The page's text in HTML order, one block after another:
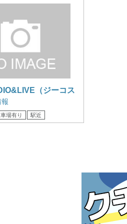
（ジーコス
コスタジオ
場有り 駅近